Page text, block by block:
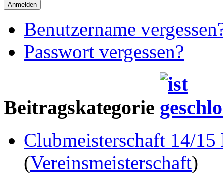
Anmelden
Benutzername
Passwort vergessen?
Beitragskategorie
Clubmeisterschaft 14/15
(Vereinsmeisterschaft)